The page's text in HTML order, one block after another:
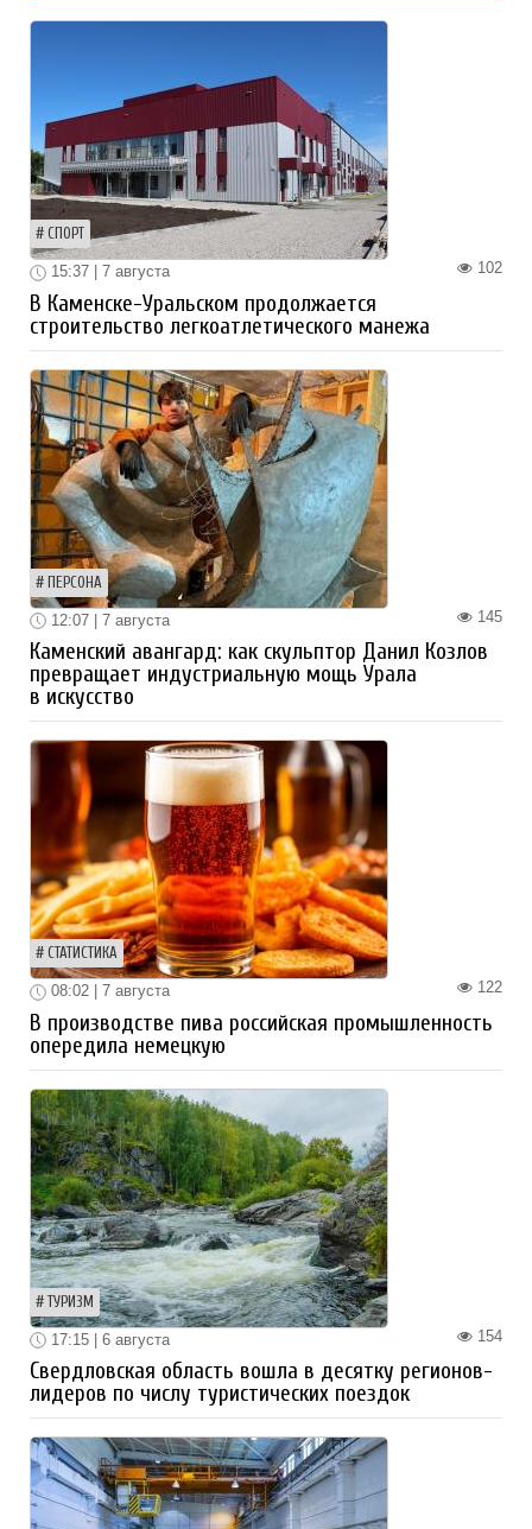
СПОРТ
102
15:37 | 7 августа
В Каменске-Уральском продолжается
строительство легкоатлетического манежа
ПЕРСОНА
145
12:07 | 7 августа
Каменский авангард: как скульптор Данил Козлов
превращает индустриальную мощь Урала
в искусство
СТАТИСТИКА
122
08:02 | 7 августа
В производстве пива российская промышленность
опередила немецкую
ТУРИЗМ
154
17:15 | 6 августа
Свердловская область вошла в десятку регионов-
лидеров по числу туристических поездок